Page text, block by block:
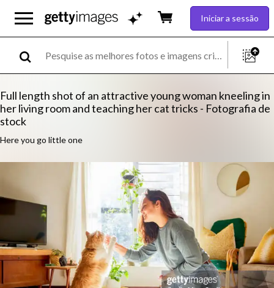
Iniciar a sessão
Full length shot of an attractive young woman kneeling in
her living room and teaching her cat tricks - Fotografia de
stock
Here you go little one